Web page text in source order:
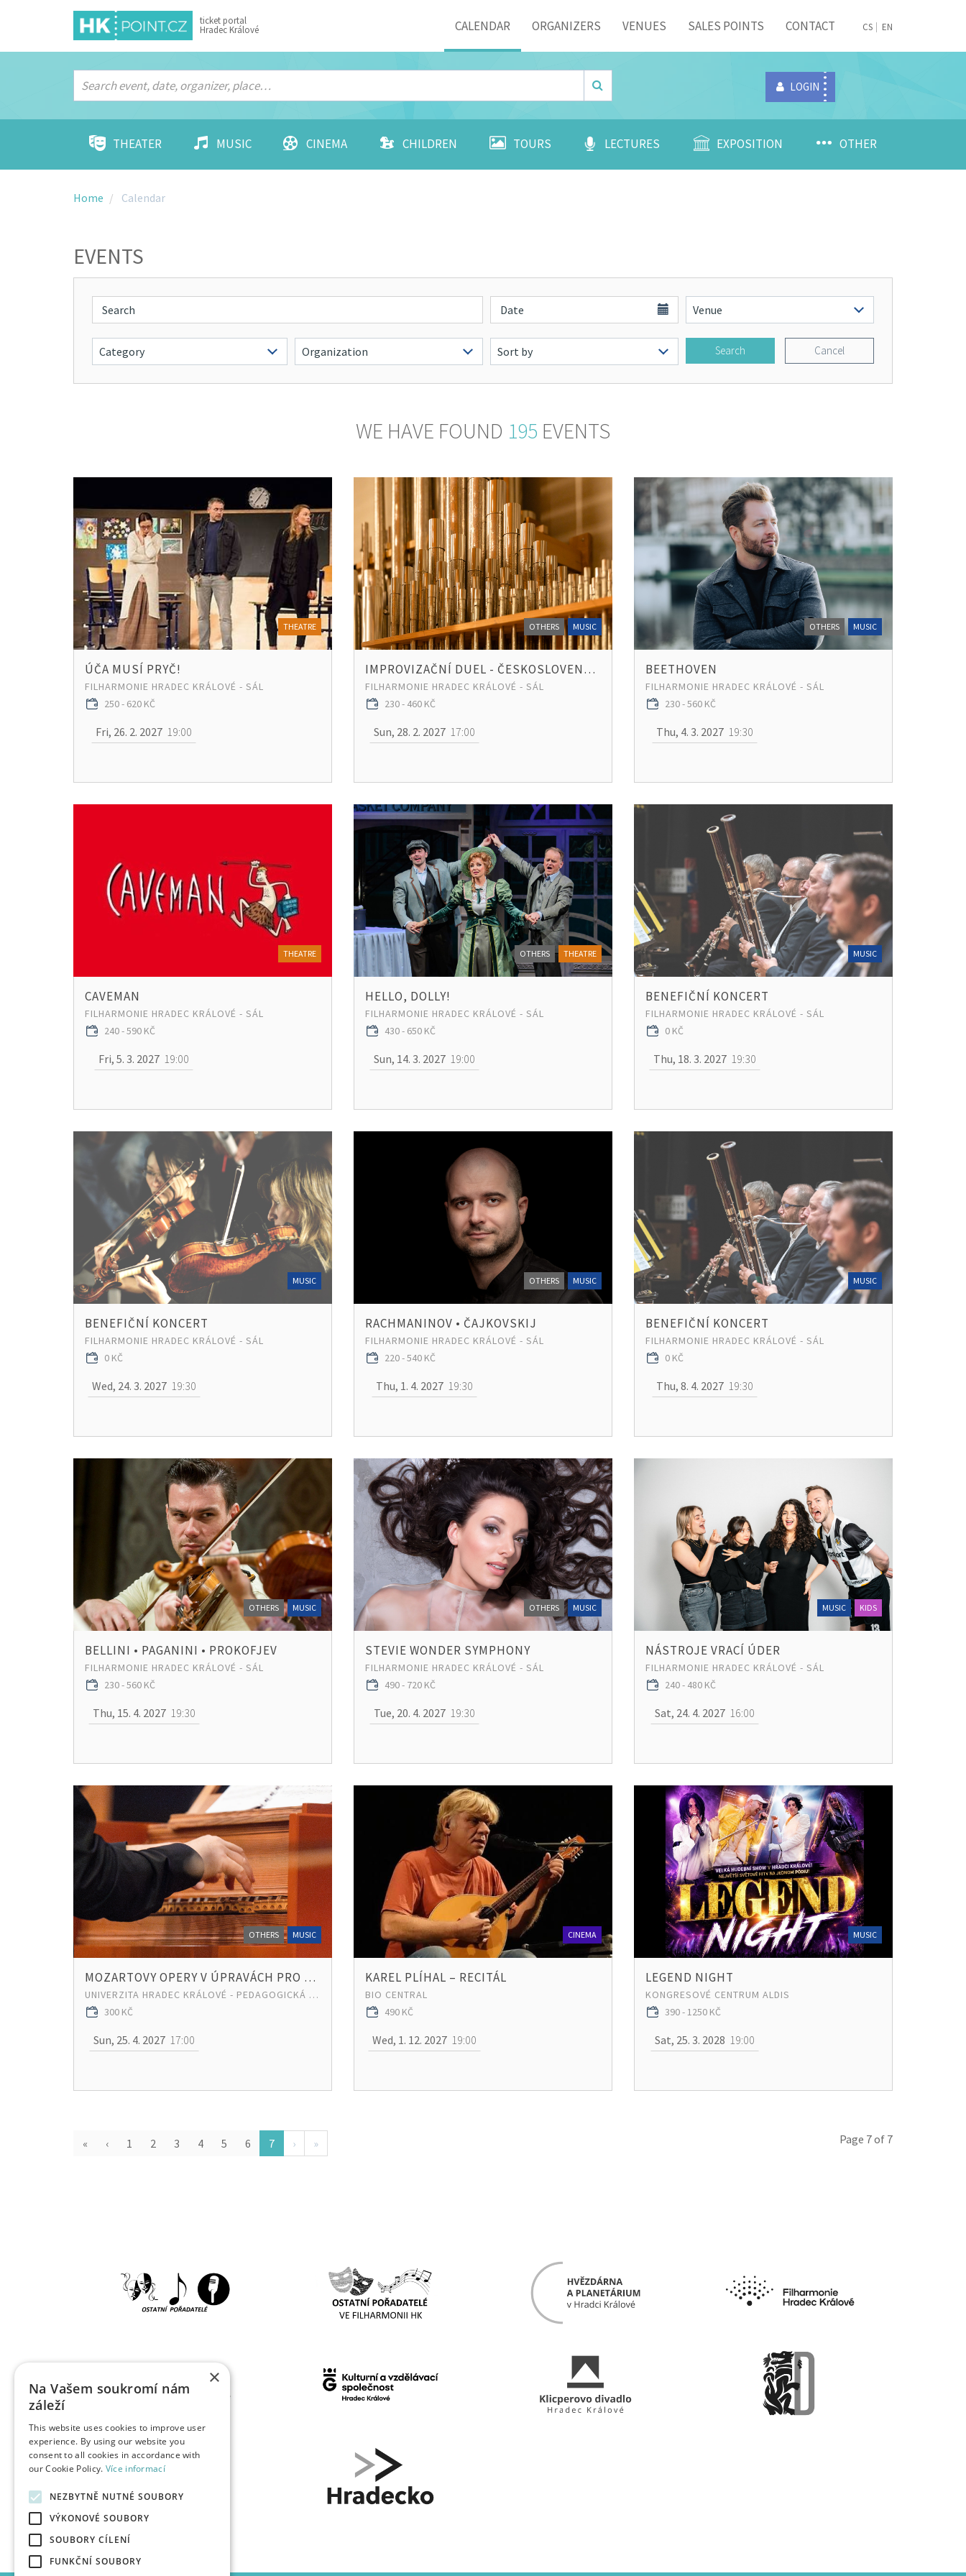
ticket portal
Hradec Králové
Menu
CALENDAR ORGANIZERS VENUES SALES POINTS CONTACT
LOGIN
CS EN
THEATER MUSIC CINEMA CHILDREN TOURS LECTURES EXPOSITION OTHER
Home Calendar
EVENTS
Search Cancel
WE HAVE FOUND 195 EVENTS
THEATRE
ÚČA MUSÍ PRYČ!
FILHARMONIE HRADEC KRÁLOVÉ - SÁL
250 - 620 KČ
Fri, 26. 2. 2027 19:00
OTHERS MUSIC
IMPROVIZAČNÍ DUEL - ČESKOSLOVENSKÝ
FILHARMONIE HRADEC KRÁLOVÉ - SÁL
230 - 460 KČ
Sun, 28. 2. 2027 17:00
OTHERS MUSIC
BEETHOVEN
FILHARMONIE HRADEC KRÁLOVÉ - SÁL
230 - 560 KČ
Thu, 4. 3. 2027 19:30
THEATRE
CAVEMAN
FILHARMONIE HRADEC KRÁLOVÉ - SÁL
240 - 590 KČ
Fri, 5. 3. 2027 19:00
OTHERS THEATRE
HELLO, DOLLY!
FILHARMONIE HRADEC KRÁLOVÉ - SÁL
430 - 650 KČ
Sun, 14. 3. 2027 19:00
MUSIC
BENEFIČNÍ KONCERT
FILHARMONIE HRADEC KRÁLOVÉ - SÁL
0 KČ
Thu, 18. 3. 2027 19:30
MUSIC
BENEFIČNÍ KONCERT
FILHARMONIE HRADEC KRÁLOVÉ - SÁL
0 KČ
Wed, 24. 3. 2027 19:30
OTHERS MUSIC
RACHMANINOV • ČAJKOVSKIJ
FILHARMONIE HRADEC KRÁLOVÉ - SÁL
220 - 540 KČ
Thu, 1. 4. 2027 19:30
MUSIC
BENEFIČNÍ KONCERT
FILHARMONIE HRADEC KRÁLOVÉ - SÁL
0 KČ
Thu, 8. 4. 2027 19:30
OTHERS MUSIC
BELLINI • PAGANINI • PROKOFJEV
FILHARMONIE HRADEC KRÁLOVÉ - SÁL
230 - 560 KČ
Thu, 15. 4. 2027 19:30
OTHERS MUSIC
STEVIE WONDER SYMPHONY
FILHARMONIE HRADEC KRÁLOVÉ - SÁL
490 - 720 KČ
Tue, 20. 4. 2027 19:30
MUSIC KIDS
NÁSTROJE VRACÍ ÚDER
FILHARMONIE HRADEC KRÁLOVÉ - SÁL
240 - 480 KČ
Sat, 24. 4. 2027 16:00
OTHERS MUSIC
MOZARTOVY OPERY V ÚPRAVÁCH PRO HARMONII
UNIVERZITA HRADEC KRÁLOVÉ - PEDAGOGICKÁ FAKULTA
300 KČ
Sun, 25. 4. 2027 17:00
CINEMA
KAREL PLÍHAL – RECITÁL
BIO CENTRAL
490 KČ
Wed, 1. 12. 2027 19:00
MUSIC
LEGEND NIGHT
KONGRESOVÉ CENTRUM ALDIS
390 - 1250 KČ
Sat, 25. 3. 2028 19:00
« ‹ 1 2 3 4 5 6 7 › » Page 7 of 7
×
Na Vašem soukromí nám
záleží
This website uses cookies to improve user
experience. By using our website you
consent to all cookies in accordance with
our Cookie Policy. Více informací
NEZBYTNĚ NUTNÉ SOUBORY
VÝKONOVÉ SOUBORY
SOUBORY CÍLENÍ
FUNKČNÍ SOUBORY